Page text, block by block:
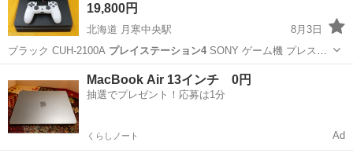
19,800円
北海道 月寒中央駅
8月3日
ブラック CUH-2100A プレイステーション4SONY ゲーム機 プレス
テ…
札幌市 月寒中央駅 テレビゲーム
MacBook Air 13インチ 0円
抽選でプレゼント！応募は1分
くらしノート Ad